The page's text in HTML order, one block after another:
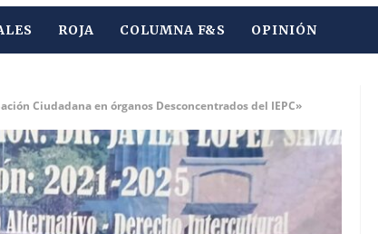
ROJA COLUMNA F&S OPINIÓN
Ciudadana en órganos Desconcentrados del IEPC»